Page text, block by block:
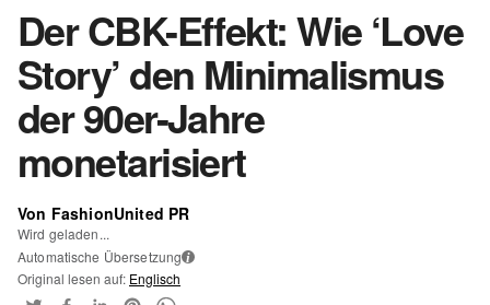
Der CBK-Effekt: Wie ‘Love
Story’ den Minimalismus
der 90er-Jahre
monetarisiert
Von FashionUnited PR
Wird geladen...
Automatische Übersetzung i
Original lesen auf: Englisch